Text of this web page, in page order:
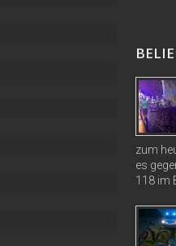
zum
es
118 im